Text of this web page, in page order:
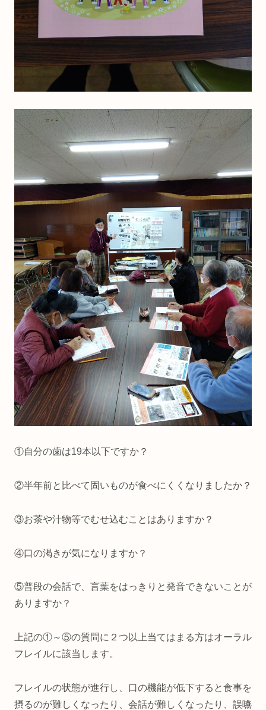
①自分の歯は19本以下ですか？
②半年前と比べて固いものが食べにくくなりましたか？
③お茶や汁物等でむせ込むことはありますか？
④口の渇きが気になりますか？
⑤普段の会話で、言葉をはっきりと発音できないことが
ありますか？
上記の①～⑤の質問に２つ以上当てはまる方はオーラル
フレイルに該当します。
フレイルの状態が進行し、口の機能が低下すると食事を
摂るのが難しくなったり、会話が難しくなったり、誤嚥